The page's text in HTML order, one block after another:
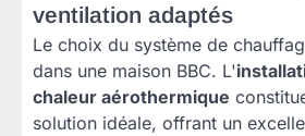
ventilation adaptés
Le choix du système de
dans une maison BBC. L'
chaleur aérothermique
solution idéale, offrant un